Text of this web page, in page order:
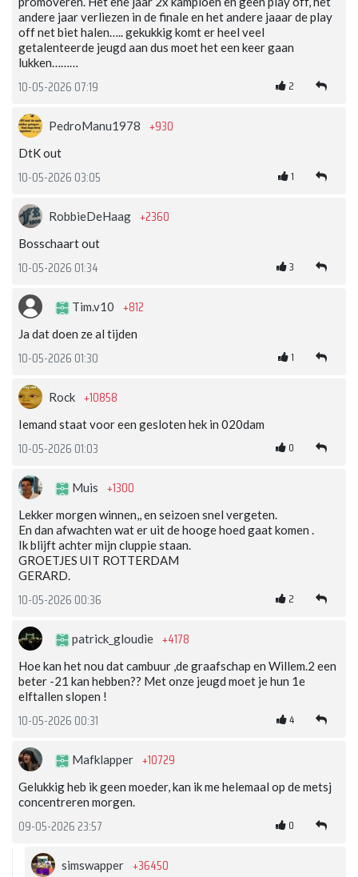
andere jaar verliezen in de finale en het andere jaaar de play
off net biet halen….. gekukkig komt er heel veel
getalenteerde jeugd aan dus moet het een keer gaan
lukken………
10-05-2026 07:19 2
PedroManu1978 +930
DtK out
10-05-2026 03:05 1
RobbieDeHaag +2360
Bosschaart out
10-05-2026 01:34 3
Tim.v10 +812
Ja dat doen ze al tijden
10-05-2026 01:30 1
Rock +10858
Iemand staat voor een gesloten hek in 020dam
10-05-2026 01:03 0
Muis +1300
Lekker morgen winnen,, en seizoen snel vergeten.
En dan afwachten wat er uit de hooge hoed gaat komen .
Ik blijft achter mijn cluppie staan.
GROETJES UIT ROTTERDAM
GERARD.
10-05-2026 00:36 2
patrick_gloudie +4178
Hoe kan het nou dat cambuur ,de graafschap en Willem.2 een
beter -21 kan hebben?? Met onze jeugd moet je hun 1e
elftallen slopen !
10-05-2026 00:31 4
Mafklapper +10729
Gelukkig heb ik geen moeder, kan ik me helemaal op de metsj
concentreren morgen.
09-05-2026 23:57 0
simswapper +36450